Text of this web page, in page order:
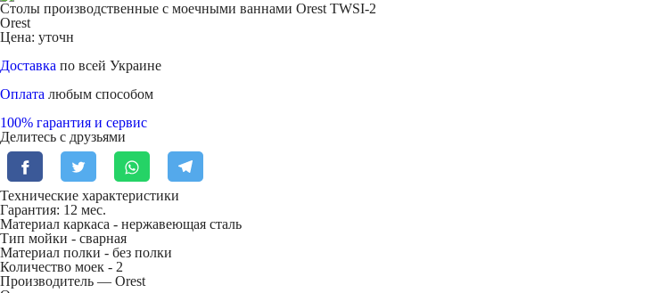
Столы производственные с моечными ваннами Orest TWSI-2
Orest
Цена: уточн
Доставка по всей Украине
Оплата любым способом
100% гарантия и сервис
Делитесь с друзьями
Технические характеристики
Гарантия: 12 мес.
Материал каркаса - нержавеющая сталь
Тип мойки - сварная
Материал полки - без полки
Количество моек - 2
Производитель — Orest